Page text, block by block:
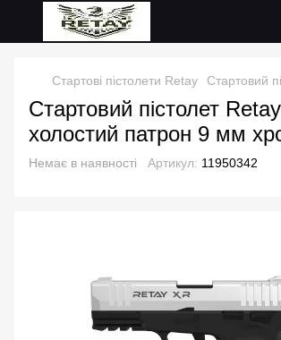
Стартові пістолети Retay Стартовий
Стартовий пістолет
холостий патрон 9 мм
Немає в наявності Артикул: 11950342